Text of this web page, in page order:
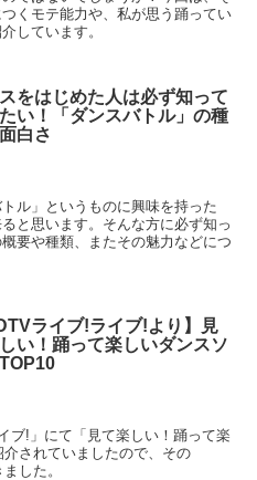
くモテ能力や、私が思う踊ってい
しています。
をはじめた人は必ず知って
い！「ダンスバトル」の種
白さ
ル」というものに興味を持った
と思います。そんな方に必ず知っ
要や種類、またその魅力などにつ
ライブ!ライブ!より】見
い！踊って楽しいダンスソ
ブ!」にて「見て楽しい！踊って楽
されていましたので、その
した。